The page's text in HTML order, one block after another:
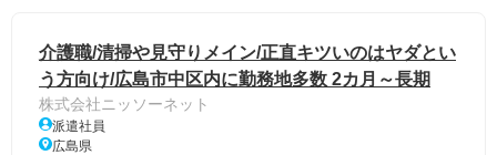
介護職/清掃や見守りメイン/正直キツいのはヤダとい
う方向け/広島市中区内に勤務地多数 2カ月～長期
株式会社ニッソーネット
派遣社員
広島県